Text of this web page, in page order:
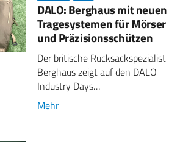
DALO: Berghaus mit neuen
Tragesystemen für Mörser
und Präzisionsschützen
Der britische Rucksackspezialist
Berghaus zeigt auf den DALO
Industry Days…
Mehr